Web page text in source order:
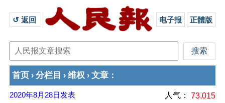
↺ 返回 电子报 正體版
首页 › 分栏目 › 维权 › 文章 ：
2020年8月28日 发表 人气： 73,015